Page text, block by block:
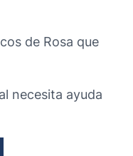
de Rosa que
necesita ayuda